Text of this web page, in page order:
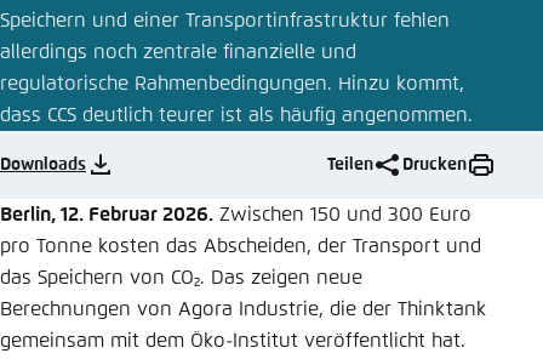
Speichern und einer Transportinfrastruktur fehlen
allerdings noch zentrale finanzielle und
regulatorische Rahmenbedingungen. Hinzu kommt,
dass CCS deutlich teurer ist als häufig angenommen.
Downloads Teilen Drucken
Berlin, 12. Februar 2026. Zwischen 150 und 300 Euro
pro Tonne kosten das Abscheiden, der Transport und
das Speichern von CO₂. Das zeigen neue
Berechnungen von Agora Industrie, die der Thinktank
gemeinsam mit dem Öko-Institut veröffentlicht hat.
Anmelden
Noch kein Benutzerkonto?
AbbrechenAutomatisch
Einstellung für diese Webseite im Browser
speichern
Übernehmen